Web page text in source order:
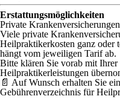
Erstattungsmöglichkeiten
Private
Viele private
Heilpraktikerkosten ganz oder
hängt vom jeweiligen Tarif ab.
Bitte klären Sie vorab mit
Heilpraktikerleistungen
📄 Auf Wunsch erhalten Sie
Gebührenverzeichnis für